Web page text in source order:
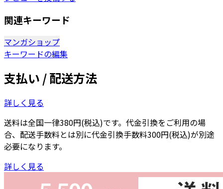
関連キーワード
マンガショップ
キーワードの編集
支払い / 配送方法
詳しく見る
送料は全国一律380円(税込)です。代金引換をご利用の場
合、配送手数料とは別に代金引換手数料300円(税込)が別途
必要になります。
詳しく見る